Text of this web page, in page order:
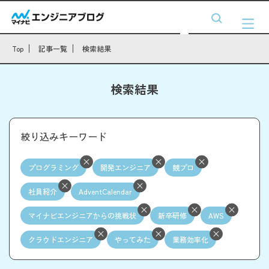
Top 記事一覧 検索結果
検索結果
絞り込みキーワード
プログラミング 開発エンジニア 競プロ
社員紹介 AdventCalendar
マイナビエンジニアからの挑戦状 新卒研修 AWS
クラウドエンジニア やってみた 業務効率化